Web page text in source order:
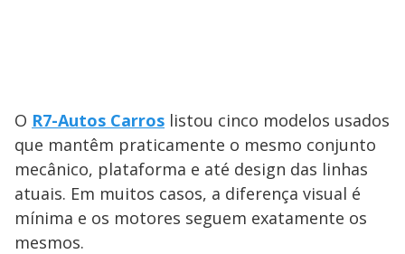
O R7-Autos Carros listou cinco modelos usados
que mantêm praticamente o mesmo conjunto
mecânico, plataforma e até design das linhas
atuais. Em muitos casos, a diferença visual é
mínima e os motores seguem exatamente os
mesmos.